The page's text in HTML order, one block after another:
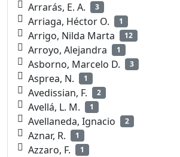
Arrarás, E. A. 3
Arriaga, Héctor O. 1
Arrigo, Nilda Marta 12
Arroyo, Alejandra 1
Asborno, Marcelo D. 3
Asprea, N. 1
Avedissian, F. 2
Avellá, L. M. 1
Avellaneda, Ignacio 2
Aznar, R. 1
Azzaro, F. 1